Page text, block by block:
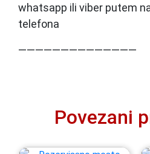
whatsapp ili viber putem
telefona
——————————————
Povezani